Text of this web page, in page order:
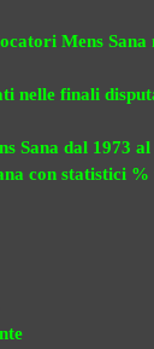
Mens Sana
nelle finali
Sana dal 1973
con statistici %